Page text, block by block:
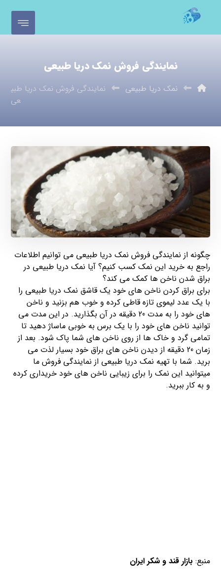
نمایندگی فروش نمک دریا طبیعی
نمک دریا طبیعی
نمایندگی فروش نمک دریا طبی
عی
چگونه از نمایندگی فروش نمک دریا طبیعی می توانیم اطلاعات
راجع به خرید این نمک کسب کنیم؟ آیا نمک دریا طبیعی در
براق شدن ناخن ها کمک می کند؟
برای براق کردن ناخن های خود یک قاشق نمک دریا طبیعی را
با یک عدد لیموی تازه قاطی کرده و خوب هم بزنید و ناخن
های خود را به مدت 20 دقیقه در آن بگذارید. در این مدت می
توانید ناخن های خود را با یک برس به خوبی ماساژ دهید تا
تمامی گرد و خاک ها از روی ناخن های شما پاک شود. بعد از
زمان 20 دقیقه از دیدن ناخن های براق خود بسیار لذت می
برید. شما با تهیه نمک دریا طبیعی از نمایندگی فروش ما
میتوانید این نمک را برای زیبایی ناخن های خود خریداری کرده
و به کار ببرید.
منبع: بازار قند و شکر ایران